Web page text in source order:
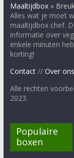
Maaltijdbox»
Alles wat je moet
maaltijdbox chef.
informatie over
enkele minuten
korting!
Contact// Over ons
Alle rechten
2023.
Populaire
boxen